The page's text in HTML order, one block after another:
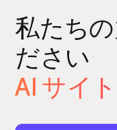
私たち
ださい
AI サイ